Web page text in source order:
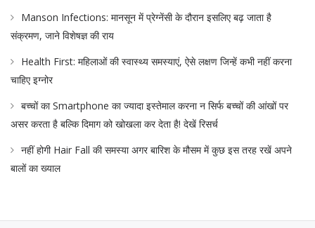
Manson Infections: मानसून में प्रेग्नेंसी के दौरान इसलिए बढ़ जाता है
संक्रमण, जाने विशेषज्ञ की राय
Health First: महिलाओं की स्वास्थ्य समस्याएं, ऐसे लक्षण जिन्हें कभी नहीं करना
चाहिए इग्नोर
बच्चों का Smartphone का ज्यादा इस्तेमाल करना न सिर्फ बच्चों की आंखों पर
असर करता है बल्कि दिमाग को खोखला कर देता है! देखें रिसर्च
नहीं होगी Hair Fall की समस्या अगर बारिश के मौसम में कुछ इस तरह रखें अपने
बालों का ख्याल